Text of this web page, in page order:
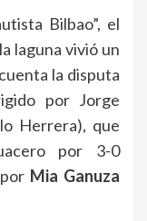
Bilbao”, el
laguna vivió un
la disputa
por Jorge
Herrera), que
por 3-0
Mia Ganuza